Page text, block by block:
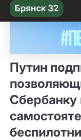
Skip
to content
Брянск 32
Путин
Сбербанку